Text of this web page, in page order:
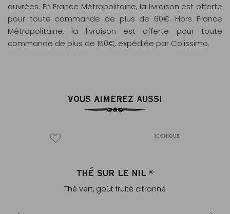
ouvrées. En France Métropolitaine, la livraison est offerte
pour toute commande de plus de 60€. Hors France
Métropolitaine, la livraison est offerte pour toute
commande de plus de 150€, expédiée par Colissimo.
VOUS AIMEREZ AUSSI
ICONIQUE
THÉ SUR LE NIL ®
Thé vert, goût fruité citronné